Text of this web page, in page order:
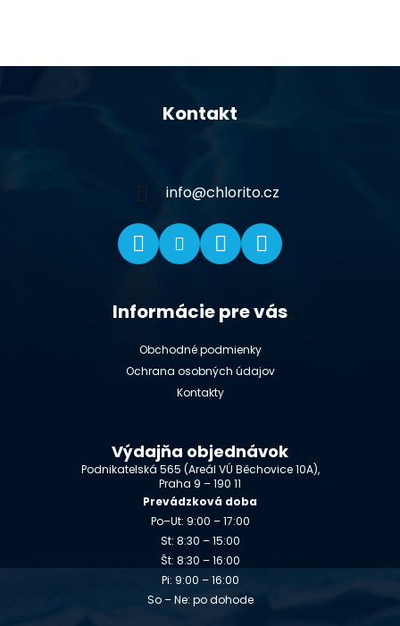
Z
Kontakt
info@chlorito.cz
Informácie pre vás
Obchodné podmienky
Ochrana osobných údajov
Kontakty
Výdajňa objednávok
Podnikatelská 565 (Areál VÚ Běchovice 10A),
Praha 9 – 190 11
Prevádzková doba
Po–Ut: 9:00 – 17:00
St: 8:30 – 15:00
Št: 8:30 – 16:00
Pi: 9:00 – 16:00
So – Ne: po dohode